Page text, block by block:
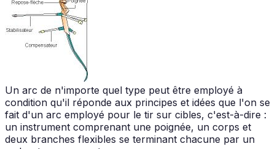
Un arc de n'importe quel type peut être employé à
condition qu'il réponde aux principes et idées que l'on se
fait d'un arc employé pour le tir sur cibles, c'est-à-dire :
un instrument comprenant une poignée, un corps et
deux branches flexibles se terminant chacune par un